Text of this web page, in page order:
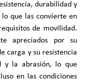
durabilidad y
que las convierte en
de movilidad.
apreciados por su
carga y su resistencia
y la abrasión, lo que
en las condiciones